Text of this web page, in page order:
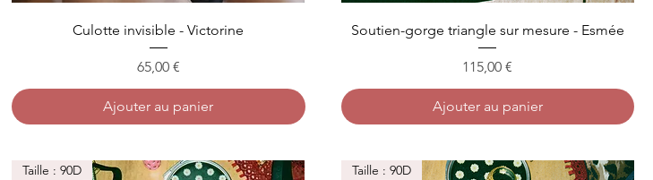
Culotte invisible - Victorine
Prix
65,00 €
Ajouter au panier
Soutien-gorge triangle sur mesure - Esmée
Prix
115,00 €
Ajouter au panier
Taille : 90D Taille : 90D